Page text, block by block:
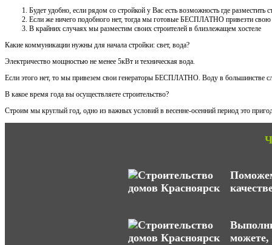
Будет удобно, если рядом со стройкой у Вас есть возможность где
Если же ничего подобного нет, тогда мы готовые БЕСПЛАТНО привезти свою
В крайних случаях мы разместим своих строителей в близлежащем хостеле
Какие коммуникации нужны для начала стройки: свет, вода?
Электричество мощностью не менее 5кВт и техническая вода.
Если этого нет, то мы привезем свои генераторы БЕСПЛАТНО. Воду в большинстве
В какое время года вы осуществляете строительство?
Строим мы круглый год, одно из важных условий в весенне-осенний период это
можете,